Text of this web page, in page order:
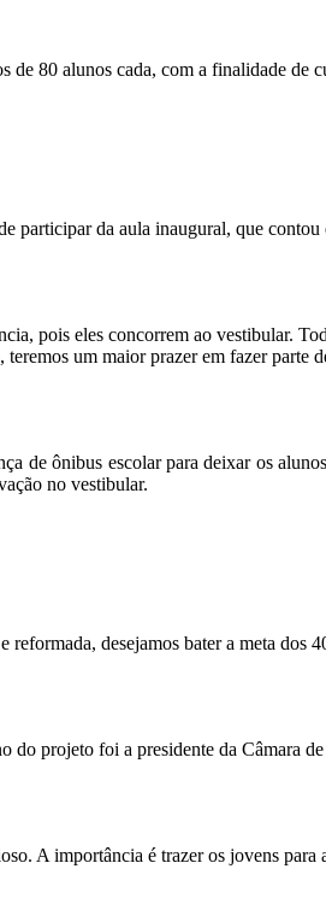
de 80 alunos cada, com a finalidade de
participar da aula inaugural, que
pois eles concorrem ao vestibular.
teremos um maior prazer em fazer parte
de ônibus escolar para deixar os
no vestibular.
reformada, desejamos bater a meta
do projeto foi a presidente da Câmara
A importância é trazer os jovens